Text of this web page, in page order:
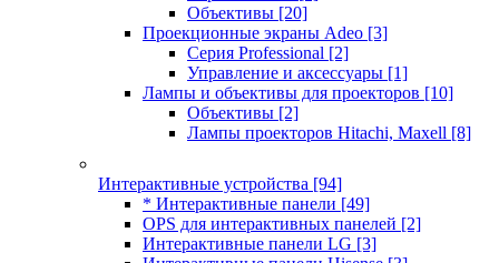
Объективы [20]
Проекционные экраны Adeo [3]
Серия Professional [2]
Управление и аксессуары [1]
Лампы и объективы для проекторов [10]
Объективы [2]
Лампы проекторов Hitachi, Maxell [8]
Интерактивные устройства [94]
* Интерактивные панели [49]
OPS для интерактивных панелей [2]
Интерактивные панели LG [3]